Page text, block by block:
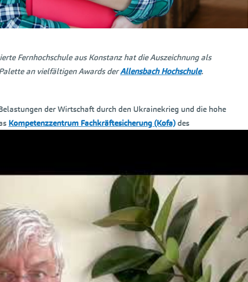
Fernhochschule aus Konstanz hat die Auszeichnung als
an vielfältigen Awards derAllensbach Hochschule.
der Wirtschaft durch den Ukrainekrieg und die hohe
Kompetenzzentrum Fachkräftesicherung (Kofa)des
weniger zur Verfügung.
nicht wieder steigen wird. Der demografische Wandel tut sein
zur Verfügung stehen, sodass der Wettbewerb zwischen den
wird. Das gilt auch für uns als Anbieterin in der akademischen
Hochschule
Hochschule des Bundeslandes Baden-Württemberg und
im Bereich der Wirtschaftswissenschaften an